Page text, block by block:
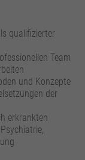
qualifizierter
Team
und Konzepte
der
erkrankten